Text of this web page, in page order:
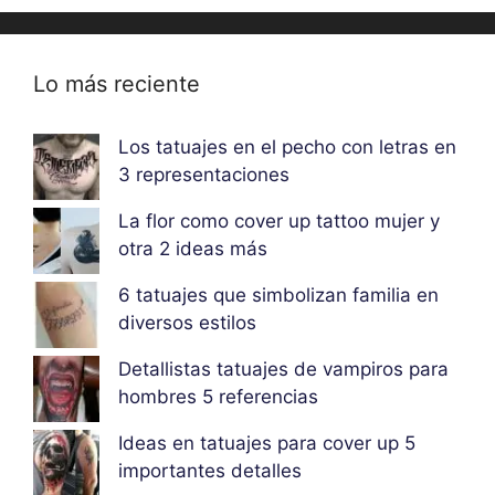
Lo más reciente
Los tatuajes en el pecho con letras en
3 representaciones
La flor como cover up tattoo mujer y
otra 2 ideas más
6 tatuajes que simbolizan familia en
diversos estilos
Detallistas tatuajes de vampiros para
hombres 5 referencias
Ideas en tatuajes para cover up 5
importantes detalles